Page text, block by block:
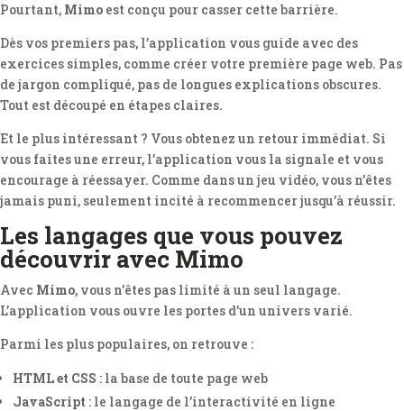
Pourtant, Mimo est conçu pour casser cette barrière.
Dès vos premiers pas, l’application vous guide avec des
exercices simples, comme créer votre première page web. Pas
de jargon compliqué, pas de longues explications obscures.
Tout est découpé en étapes claires.
Et le plus intéressant ? Vous obtenez un retour immédiat. Si
vous faites une erreur, l’application vous la signale et vous
encourage à réessayer. Comme dans un jeu vidéo, vous n’êtes
jamais puni, seulement incité à recommencer jusqu’à réussir.
Les langages que vous pouvez
découvrir avec Mimo
Avec Mimo, vous n’êtes pas limité à un seul langage.
L’application vous ouvre les portes d’un univers varié.
Parmi les plus populaires, on retrouve :
HTML et CSS : la base de toute page web
JavaScript : le langage de l’interactivité en ligne